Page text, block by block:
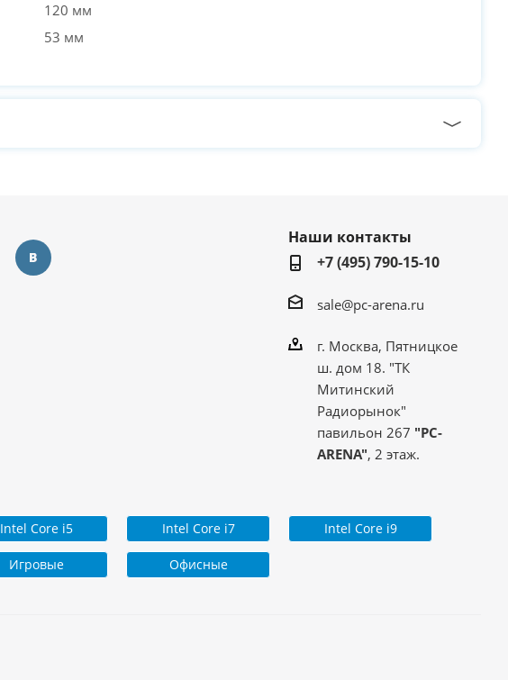
120 мм
53 мм
Наши контакты
+7 (495) 790-15-10
sale@pc-arena.ru
г. Москва, Пятницкое
ш. дом 18. "ТК
Митинский
Радиорынок"
павильон 267 "PC-
ARENA", 2 этаж.
Intel Core i5 Intel Core i7 Intel Core i9
Игровые Офисные